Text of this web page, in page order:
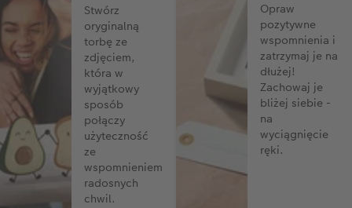
Stwórz
oryginalną
torbę ze
zdjęciem,
która w
wyjątkowy
sposób
połączy
użyteczność
ze
wspomnieniem
radosnych
chwil.
Opraw
pozytywne
wspomnienia i
zatrzymaj je na
dłużej!
Zachowaj je
bliżej siebie -
na
wyciągnięcie
ręki.